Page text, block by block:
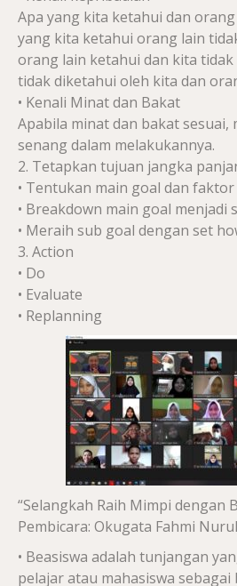
Apa yang kita ketahui dan
yang kita ketahui orang lain
orang lain ketahui dan kita tidak
tidak diketahui oleh kita dan
• Kenali Minat dan Bakat
Apabila minat dan bakat sesuai,
senang dalam melakukannya.
2. Tetapkan tujuan jangka
• Tentukan main goal dan faktor
• Breakdown main goal menjadi
• Meraih sub goal dengan set
3. Action
• Do
• Evaluate
• Replanning
“Selangkah Raih Mimpi dengan
Pembicara: Okugata Fahmi
• Beasiswa adalah tunjangan
pelajar atau mahasiswa